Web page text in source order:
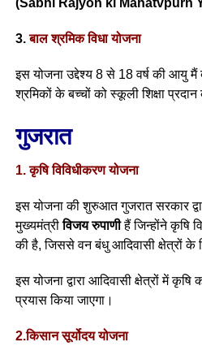
(Sabhi Rajyon ki Mahatvpurn
3.बाल श्रमिक विधा योजना
इस योजना उद्देश्य 8 से 18 वर्ष की आयु
श्रमिकों के बच्चों को स्कूली शिक्षा प्रदान
गुजरात
1. कृषि विविधीकरण योजना
इस योजना की शुरुआत गुजरात सरकार
मुख्यमंत्रीविजय रुपाणीहैं जिन्होंने कृषि
की है, जिससे वन बंधु आदिवासी क्षेत्रों के
इस योजना द्वारा आदिवासी क्षेत्रों में
प्रयास किया जाएगा।
2.किसान सूर्योदय योजना